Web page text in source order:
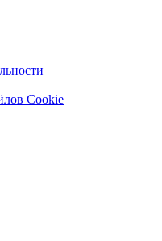
Cookie